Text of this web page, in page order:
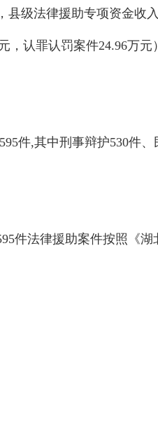
级法律援助专项资金收
，认罪认罚案件24.96万元
件,其中刑事辩护530件
件法律援助案件按照《